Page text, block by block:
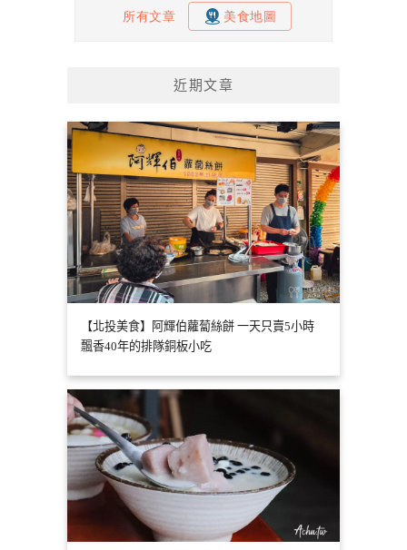
近期文章
【北投美食】阿輝伯蘿蔔絲餅 一天只賣5小時
飄香40年的排隊銅板小吃